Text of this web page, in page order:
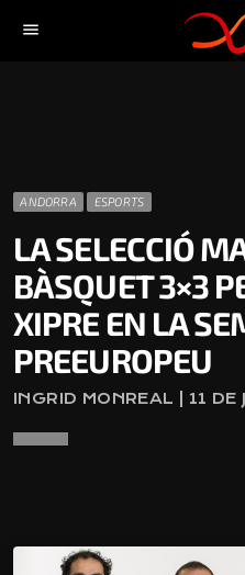
menu
ANDORRA ESPORTS
LA SELECCIÓ
BÀSQUET 3×3
XIPRE EN LA
PREEUROPEU
INGRID MONREAL | 11